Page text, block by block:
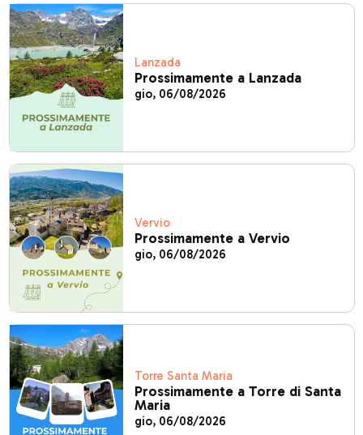
Lanzada
Prossimamente a Lanzada
gio, 06/08/2026
Vervio
Prossimamente a Vervio
gio, 06/08/2026
Torre Santa Maria
Prossimamente a Torre di Santa
Maria
gio, 06/08/2026